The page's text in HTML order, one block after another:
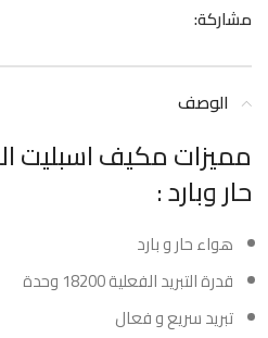
مشاركة:
الوصف
حار وبارد :
هواء حار و بارد
قدرة التبريد الفعلية 18200 وحدة
تبريد سريع و فعال